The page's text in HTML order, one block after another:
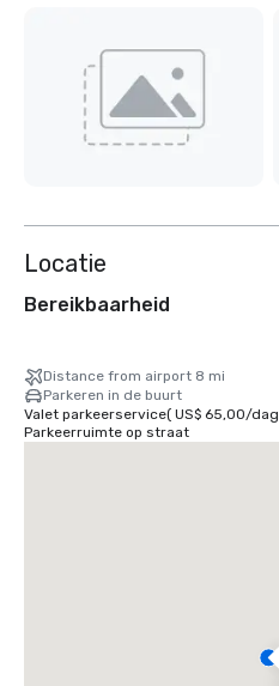
Locatie
Bereikbaarheid
Distance from airport 8 mi
Parkeren in de buurt
Valet parkeerservice( US$ 65,00/dag
Parkeerruimte op straat